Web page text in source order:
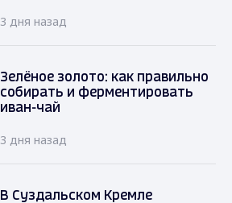
3 дня назад
Зелёное золото: как правильно
собирать и ферментировать
иван-чай
3 дня назад
В Суздальском Кремле